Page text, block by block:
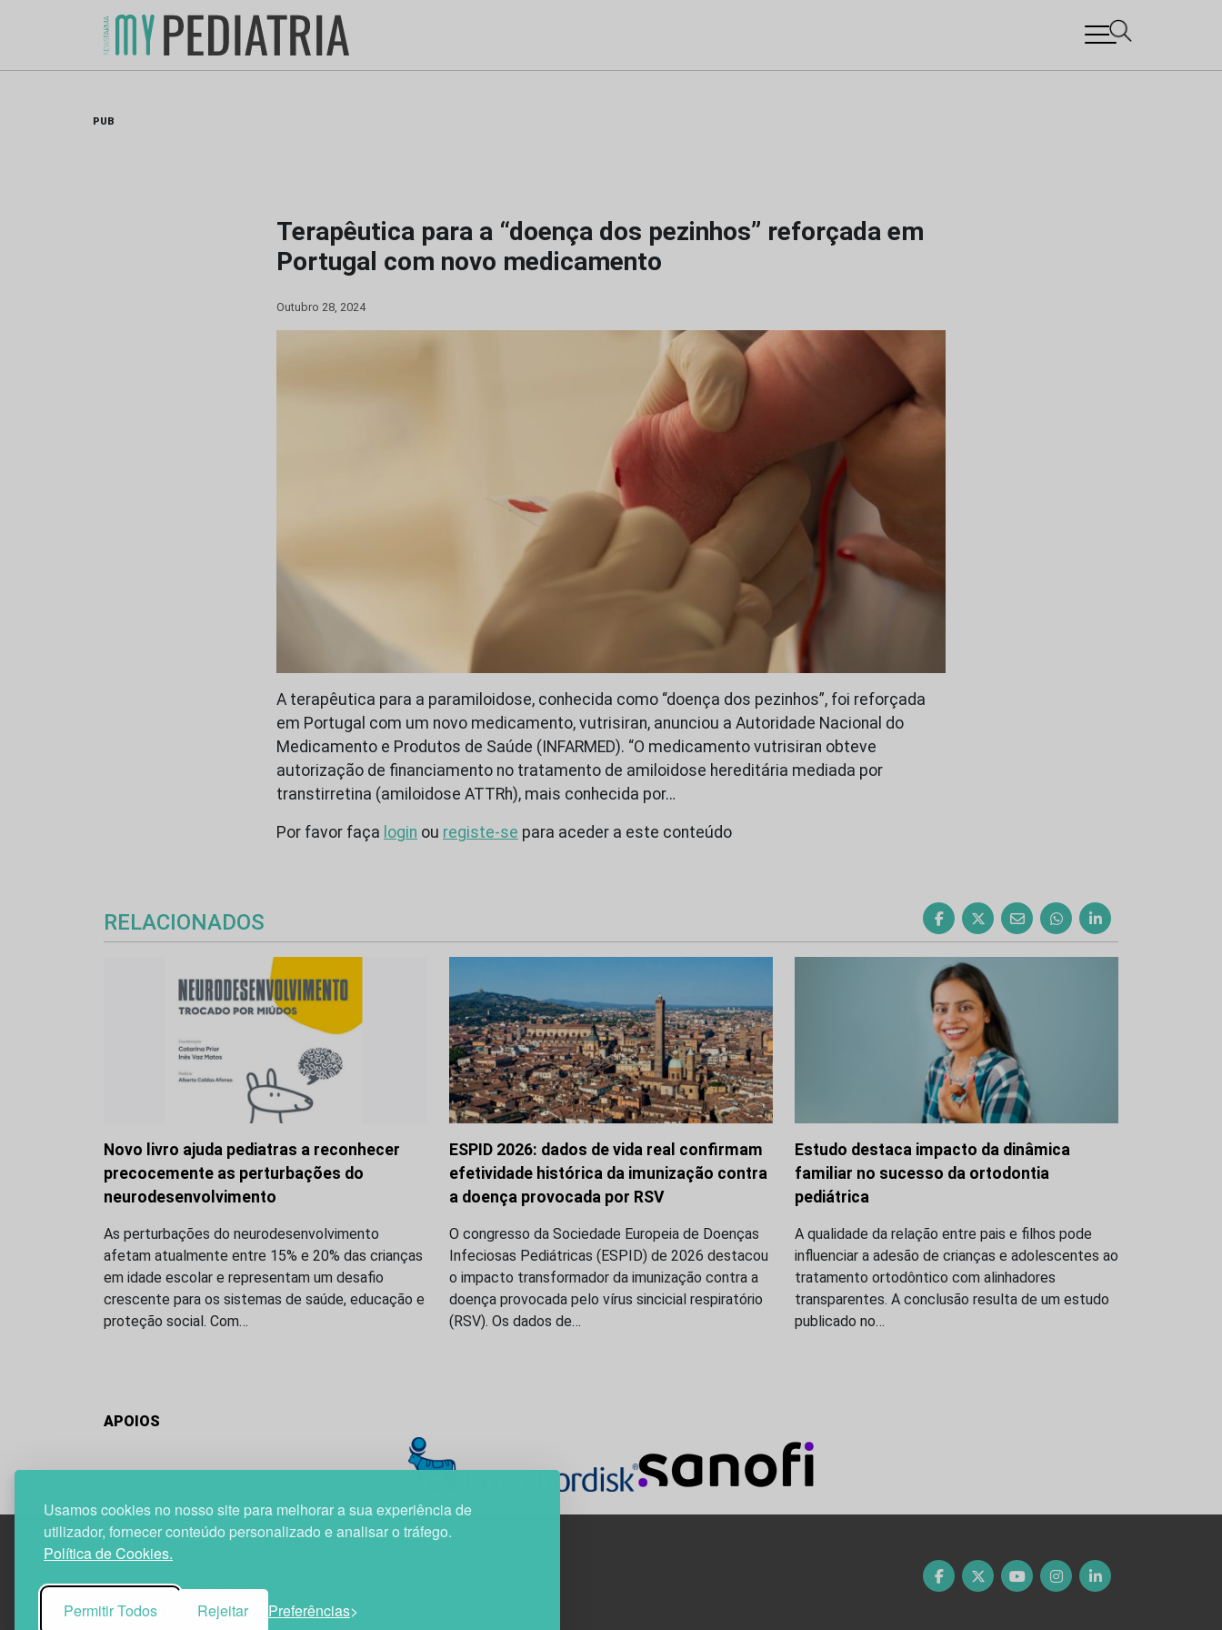
Usamos cookies no nosso site para melhorar a sua experiência de
utilizador, fornecer conteúdo personalizado e analisar o tráfego.
Política de Cookies.
Permitir Todos Rejeitar Preferências
PUB
Terapêutica para a “doença dos pezinhos” reforçada em
Portugal com novo medicamento
Outubro 28, 2024
A terapêutica para a paramiloidose, conhecida como “doença dos pezinhos”, foi reforçada
em Portugal com um novo medicamento, vutrisiran, anunciou a Autoridade Nacional do
Medicamento e Produtos de Saúde (INFARMED). “O medicamento vutrisiran obteve
autorização de financiamento no tratamento de amiloidose hereditária mediada por
transtirretina (amiloidose ATTRh), mais conhecida por…
Por favor faça login ou registe-se para aceder a este conteúdo
RELACIONADOS
Novo livro ajuda pediatras a reconhecer
precocemente as perturbações do
neurodesenvolvimento
As perturbações do neurodesenvolvimento
afetam atualmente entre 15% e 20% das crianças
em idade escolar e representam um desafio
crescente para os sistemas de saúde, educação e
proteção social. Com…
ESPID 2026: dados de vida real confirmam
efetividade histórica da imunização contra
a doença provocada por RSV
O congresso da Sociedade Europeia de Doenças
Infeciosas Pediátricas (ESPID) de 2026 destacou
o impacto transformador da imunização contra a
doença provocada pelo vírus sincicial respiratório
(RSV). Os dados de…
Estudo destaca impacto da dinâmica
familiar no sucesso da ortodontia
pediátrica
A qualidade da relação entre pais e filhos pode
influenciar a adesão de crianças e adolescentes ao
tratamento ortodôntico com alinhadores
transparentes. A conclusão resulta de um estudo
publicado no…
APOIOS
1800-282 Lisboa | Portugal
21 850 40 65